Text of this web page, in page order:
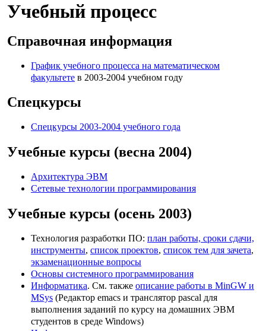
Учебный процесс
Справочная информация
График учебного процесса на математическом
факультете в 2003-2004 учебном году
Спецкурсы
Спецкурсы 2003-2004 учебного года
Учебные курсы (весна 2004)
Архитектура ЭВМ
Сетевые технологии программирования
Учебные курсы (осень 2003)
Технология разработки ПО: план работы, сроки сдачи,
инструменты, список проектов, список тем для зачета,
экзаменационные вопросы
Основы системного программирования
Информатика. См. также описание работы в MinGW и
MSys (Редактор emacs и транслятор pascal для
выполнения заданий по курсу на домашних ЭВМ
студентов в среде Windows)